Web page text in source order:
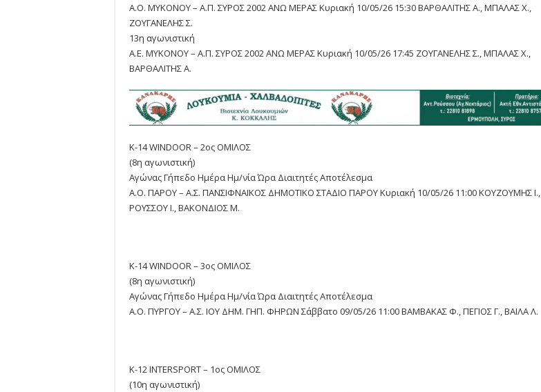
Α.Ο. ΜΥΚΟΝΟΥ – Α.Π. ΣΥΡΟΣ 2002 ΑΝΩ ΜΕΡΑΣ Κυριακή 10/05/26 15:30 ΒΑΡΘΑΛΙΤΗΣ Α., ΜΠΑΛΑΣ Χ.,
ΖΟΥΓΑΝΕΛΗΣ Σ.
13η αγωνιστική
A.E. MYKONOY – Α.Π. ΣΥΡΟΣ 2002 ΑΝΩ ΜΕΡΑΣ Κυριακή 10/05/26 17:45 ΖΟΥΓΑΝΕΛΗΣ Σ., ΜΠΑΛΑΣ Χ.,
ΒΑΡΘΑΛΙΤΗΣ Α.
Κ-14 WINDOOR – 2ος ΟΜΙΛΟΣ
(8η αγωνιστική)
Αγώνας Γήπεδο Ημέρα Ημ/νία Ώρα Διαιτητές Αποτέλεσμα
Α.Ο. ΠΑΡΟΥ – Α.Σ. ΠΑΝΣΙΦΝΑΪΚΟΣ ΔΗΜΟΤΙΚΟ ΣΤΑΔΙΟ ΠΑΡΟΥ Κυριακή 10/05/26 11:00 ΚΟΥΖΟΥΜΗΣ Ι.,
ΡΟΥΣΣΟΥ Ι., ΒΑΚΟΝΔΙΟΣ Μ.
Κ-14 WINDOOR – 3ος ΟΜΙΛΟΣ
(8η αγωνιστική)
Αγώνας Γήπεδο Ημέρα Ημ/νία Ώρα Διαιτητές Αποτέλεσμα
Α.Ο. ΠΥΡΓΟΥ – Α.Σ. ΙΟΥ ΔΗΜ. ΓΗΠ. ΦΗΡΩΝ Σάββατο 09/05/26 11:00 ΒΑΜΒΑΚΑΣ Φ., ΠΕΓΙΟΣ Γ., ΒΑΙΛΑ Λ.
Κ-12 INTERSPORT – 1ος ΟΜΙΛΟΣ
(10η αγωνιστική)